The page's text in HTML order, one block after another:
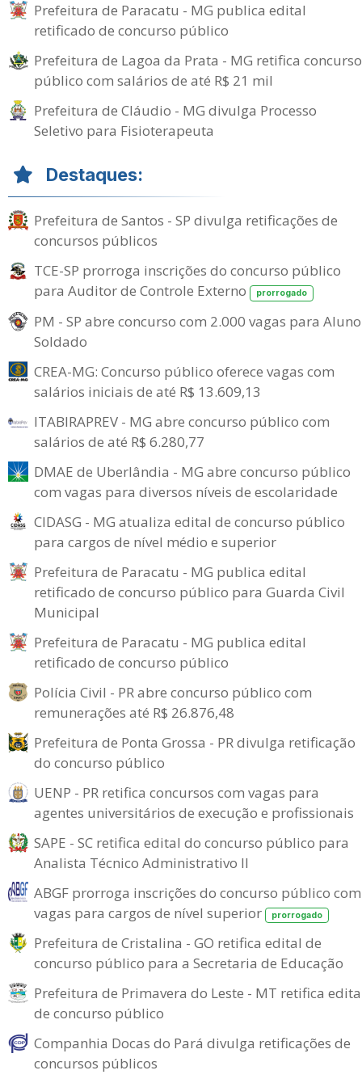
Prefeitura de Paracatu - MG publica edital
retificado de concurso público
Prefeitura de Lagoa da Prata - MG retifica concurso
público com salários de até R$ 21 mil
Prefeitura de Cláudio - MG divulga Processo
Seletivo para Fisioterapeuta
Destaques:
Prefeitura de Santos - SP divulga retificações de
concursos públicos
TCE-SP prorroga inscrições do concurso público
para Auditor de Controle Externo
prorrogado
PM - SP abre concurso com 2.000 vagas para
Soldado
CREA-MG: Concurso público oferece vagas com
salários iniciais de até R$ 13.609,13
ITABIRAPREV - MG abre concurso público com
salários de até R$ 6.280,77
DMAE de Uberlândia - MG abre concurso público
com vagas para diversos níveis de escolaridade
CIDASG - MG atualiza edital de concurso público
para cargos de nível médio e superior
Prefeitura de Paracatu - MG publica edital
retificado de concurso público para Guarda Civil
Municipal
Prefeitura de Paracatu - MG publica edital
retificado de concurso público
Polícia Civil - PR abre concurso público com
remunerações até R$ 26.876,48
Prefeitura de Ponta Grossa - PR divulga retificação
do concurso público
UENP - PR retifica concursos com vagas para
agentes universitários de execução e profissionais
SAPE - SC retifica edital do concurso público para
Analista Técnico Administrativo II
ABGF prorroga inscrições do concurso público com
vagas para cargos de nível superior
prorrogado
Prefeitura de Cristalina - GO retifica edital de
concurso público para a Secretaria de Educação
Prefeitura de Primavera do Leste - MT retifica
de concurso público
Companhia Docas do Pará divulga retificações de
concursos públicos